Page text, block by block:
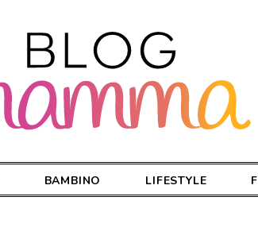
BAMBINO LIFESTYLE